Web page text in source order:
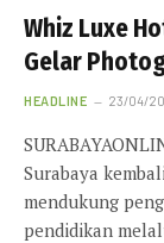
Whiz Luxe
Gelar
HEADLINE 23/04/
Surabaya
mendukung
pendidikan